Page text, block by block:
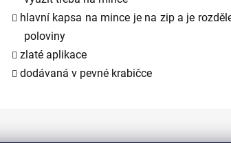
hlavní kapsa na mince je na zip a je
poloviny
zlaté aplikace
dodávaná v pevné krabičce